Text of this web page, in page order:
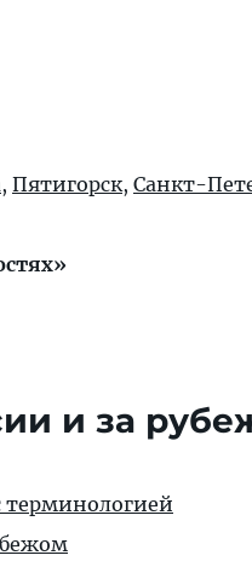
, Пятигорск, Санкт-
и за
терминологией